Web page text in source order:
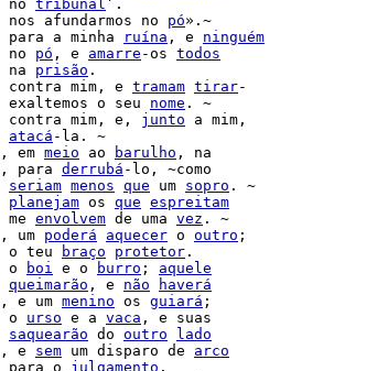
no tribunal ’.
nos afundarmos no pó».~
para a minha ruína , e ninguém
no pó , e amarre -os todos
na prisão .
contra mim, e tramam tirar-
exaltemos o seu nome . ~
contra mim, e, junto a mim,
atacá -la. ~
, em meio ao barulho , na
, para derrubá -lo, ~como
seriam menos que um sopro . ~
planejam os que espreitam
me envolvem de uma vez . ~
, um poderá aquecer o outro ;
o teu braço protetor .
o boi e o burro ; aquele
queimarão , e não
haverá
, e um menino os guiará ;
o urso e a vaca , e suas
saquearão do outro
lado
, e sem um disparo de arco
para o julgamento